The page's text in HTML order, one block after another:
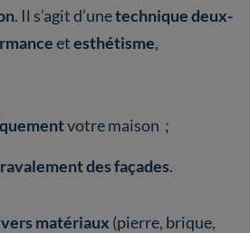
. Il s’agit d’unetechnique deux-
etesthétisme,
votre maison ;
ravalement des façades.
matériaux (pierre, brique,